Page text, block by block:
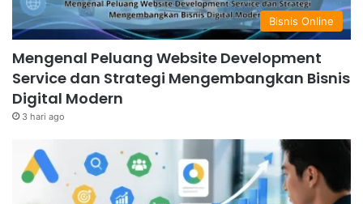
Bisnis Online
Mengenal Peluang Website Development
Service dan Strategi Mengembangkan Bisnis
Digital Modern
3 hari ago